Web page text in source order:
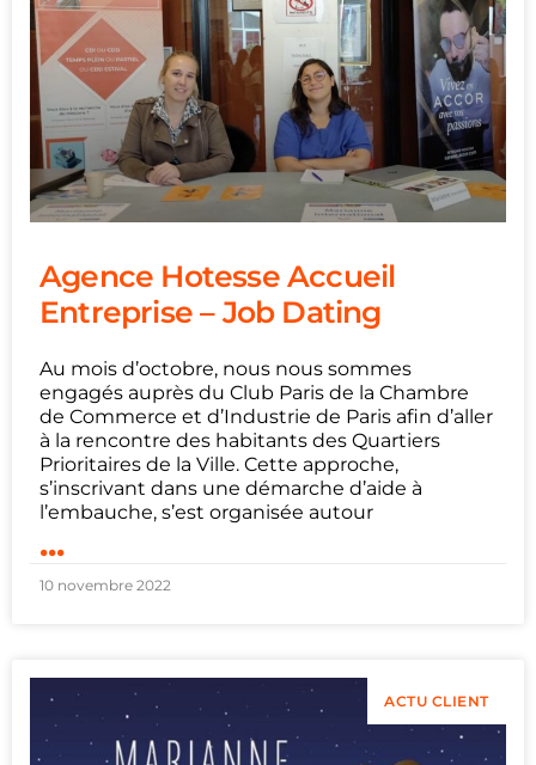
Agence Hotesse Accueil
Entreprise – Job Dating
Au mois d’octobre, nous nous sommes
engagés auprès du Club Paris de la Chambre
de Commerce et d’Industrie de Paris afin d’aller
à la rencontre des habitants des Quartiers
Prioritaires de la Ville. Cette approche,
s’inscrivant dans une démarche d’aide à
l’embauche, s’est organisée autour
...
10 novembre 2022
ACTU CLIENT